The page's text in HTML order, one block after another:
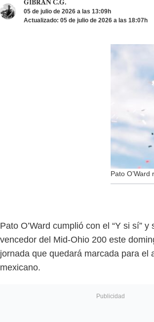
GIBRAN C.G.
05 de julio de 2026 a las 13:09h
Actualizado: 05 de julio de 2026 a las 18:07h
Pato
Pato O’Ward cumplió con el “Y si sí” y
vencedor del Mid-Ohio 200 este
jornada que quedará marcada para el
mexicano.